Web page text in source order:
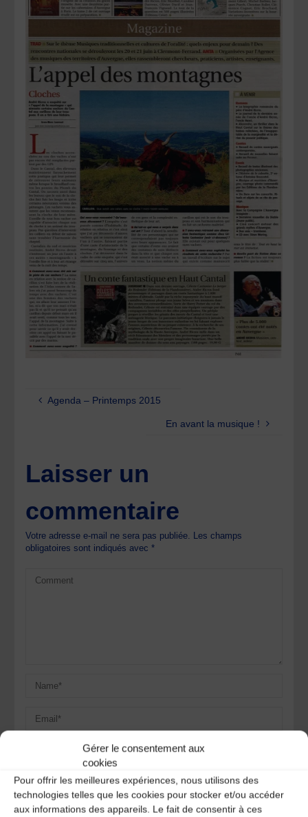
Gérer le consentement aux
cookies
Pour offrir les meilleures expériences, nous utilisons des
technologies telles que les cookies pour stocker et/ou accéder
aux informations des appareils. Le fait de consentir à ces
Agenda – Printemps 2015
En avant la musique !
Laisser un
commentaire
Votre adresse e-mail ne sera pas publiée. Les champs
obligatoires sont indiqués avec*
Save my name, email, and site URL in my browser for next
time I post a comment.